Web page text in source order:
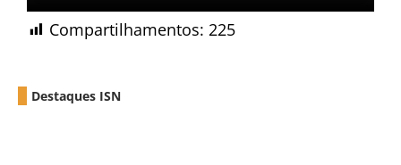
Compartilhamentos: 225
Destaques ISN